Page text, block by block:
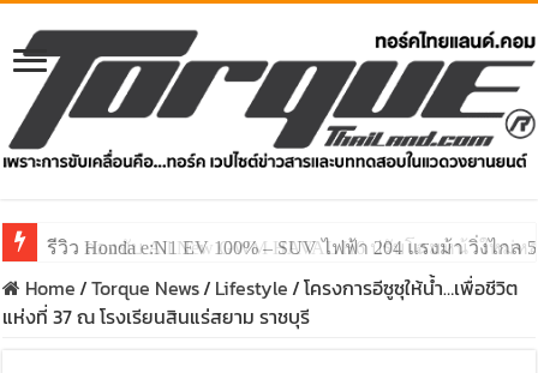
รีวิว ลองขับ All New GWM HAVAL H6 ปรับโฉมหน้าใหม่
Home/Torque News/ Lifestyle/โครงการอีซูซุให้น้ำ…เพื่อชีวิต
แห่งที่ 37 ณ โรงเรียนสินแร่สยาม ราชบุรี